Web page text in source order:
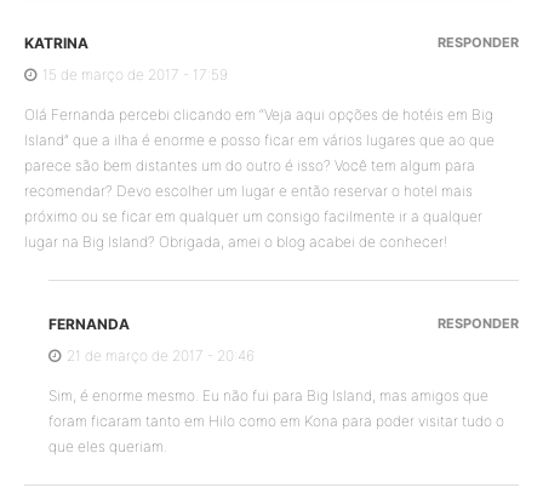
KATRINA
15 de março de 2017 - 17:59
Olá Fernanda percebi clicando em “Veja aqui opções de hotéis em Big
Island” que a ilha é enorme e posso ficar em vários lugares que ao que
parece são bem distantes um do outro é isso? Você tem algum para
recomendar? Devo escolher um lugar e então reservar o hotel mais
próximo ou se ficar em qualquer um consigo facilmente ir a qualquer
lugar na Big Island? Obrigada, amei o blog acabei de conhecer!
RESPONDER
FERNANDA
21 de março de 2017 - 20:46
Sim, é enorme mesmo. Eu não fui para Big Island, mas amigos que
foram ficaram tanto em Hilo como em Kona para poder visitar tudo o
que eles queriam.
RESPONDER